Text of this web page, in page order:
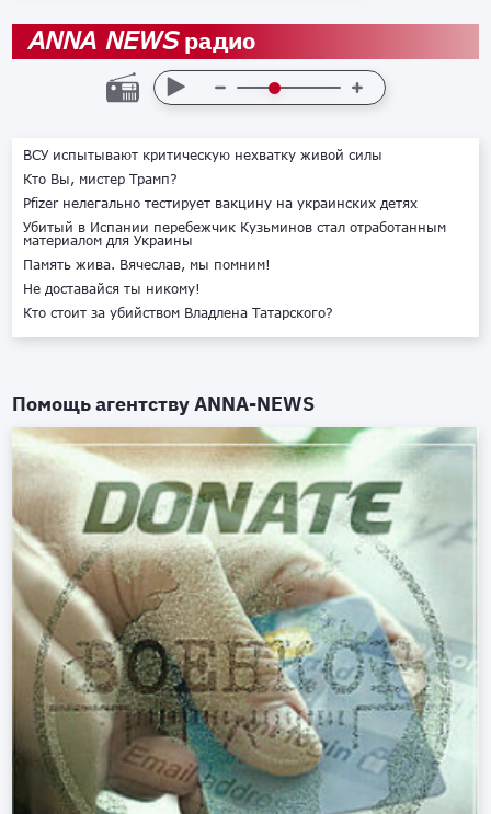
ANNA NEWSрадио
ВСУ испытывают критическую нехватку живой силы
Кто Вы, мистер Трамп?
Pfizer нелегально тестирует вакцину на украинских детях
Убитый в Испании перебежчик Кузьминов стал отработанным
материалом для Украины
Память жива. Вячеслав, мы помним!
Не доставайся ты никому!
Кто стоит за убийством Владлена Татарского?
Помощь агентствуANNA-NEWS